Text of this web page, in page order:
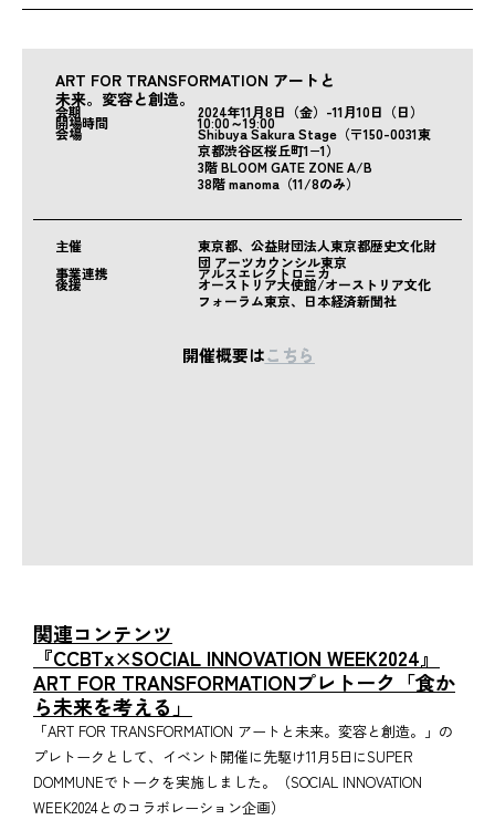
ART FOR TRANSFORMATION アートと
未来。変容と創造。
会期 2024年11月8日（金）-11月10日（日）
開場時間 10:00～19:00
会場
Shibuya Sakura Stage（〒150-0031東
京都渋谷区桜丘町1−1）
3階 BLOOM GATE ZONE A/B
38階 manoma（11/8のみ）
主催
東京都、公益財団法人東京都歴史文化財
団 アーツカウンシル東京
事業連携 アルスエレクトロニカ
後援
オーストリア大使館/オーストリア文化
フォーラム東京、日本経済新聞社
開催概要はこちら
関連コンテンツ
『CCBTx×SOCIAL INNOVATION WEEK2024』
ART FOR TRANSFORMATIONプレトーク「食か
ら未来を考える」
「ART FOR TRANSFORMATION アートと未来。変容と創造。」の
プレトークとして、イベント開催に先駆け11月5日にSUPER
DOMMUNEでトークを実施しました。（SOCIAL INNOVATION
WEEK2024とのコラボレーション企画）